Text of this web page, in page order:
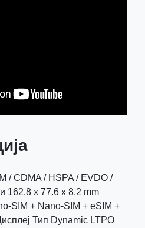
/ CDMA / HSPA / EVDO /
162.8 x 77.6 x 8.2 mm
SIM + Nano-SIM + eSIM +
Тип Dynamic LTPO